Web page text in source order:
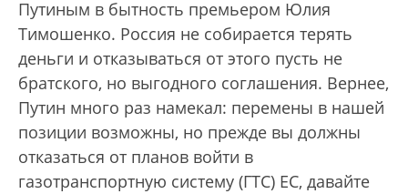
Путиным в бытность премьером Юлия
Тимошенко. Россия не собирается терять
деньги и отказываться от этого пусть не
братского, но выгодного соглашения. Вернее,
Путин много раз намекал: перемены в нашей
позиции возможны, но прежде вы должны
отказаться от планов войти в
газотранспортную систему (ГТС) ЕС, давайте